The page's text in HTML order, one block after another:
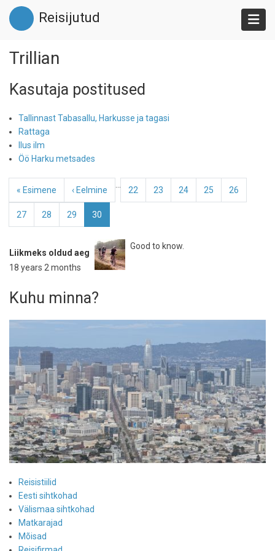
Liigu
edasi
põhisisu
Reisijutud
Trillian
Kasutaja postitused
Tallinnast Tabasallu, Harkusse ja tagasi
Rattaga
Ilus ilm
Öö Harku metsades
Pagination
Esimene
leht
« Esimene
Eelmine
leht
‹ Eelmine Page
22 Page
23 Page
24 Page
25 Page
26
Page
27 Page
28 Page
29
Eesolev
leht
30
Liikmeks oldud aeg
18 years 2 months
Good to know.
Kuhu minna?
Reisistiilid
Eesti sihtkohad
Välismaa sihtkohad
Matkarajad
Mõisad